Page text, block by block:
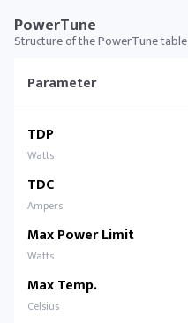
PowerTune
Structure of the PowerTune table
Parameter
TDP
Watts
TDC
Ampers
Max Power Limit
Watts
Max Temp.
Celsius